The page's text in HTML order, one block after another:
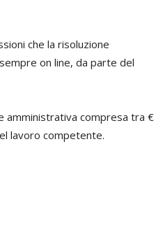
che la risoluzione
on line, da parte del
amministrativa compresa tra €
lavoro competente.